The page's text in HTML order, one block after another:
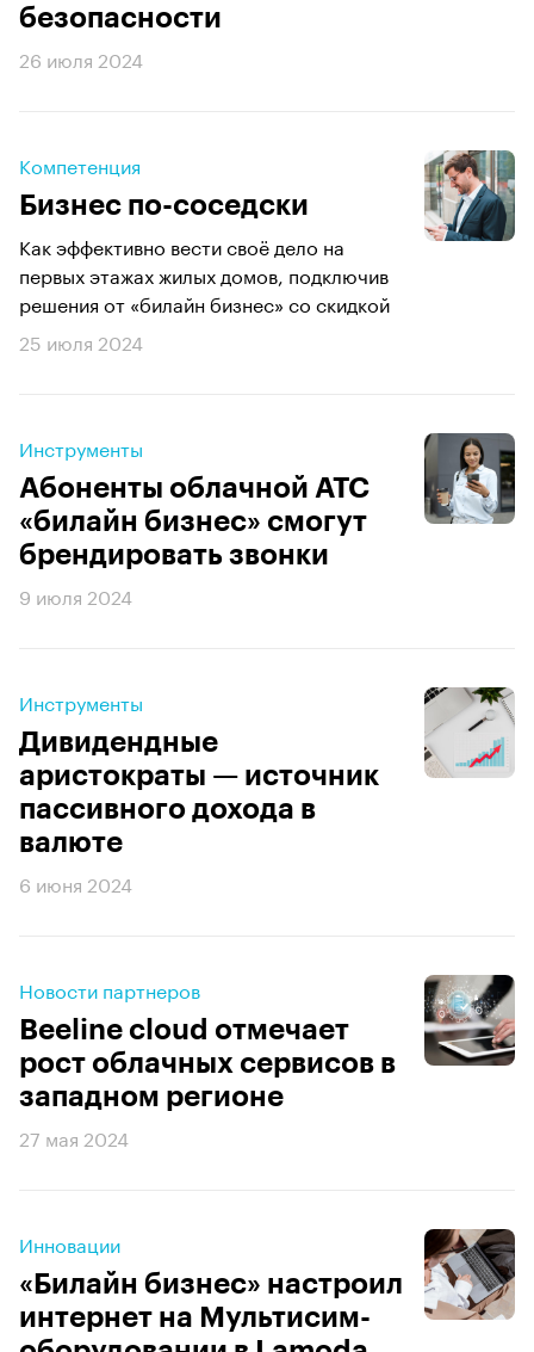
безопасности
26 июля 2024
Компетенция
Бизнес по-соседски
Как эффективно вести своё дело на
первых этажах жилых домов, подключив
решения от «билайн бизнес» со скидкой
25 июля 2024
Инструменты
Абоненты облачной АТС
«билайн бизнес» смогут
брендировать звонки
9 июля 2024
Инструменты
Дивидендные
аристократы — источник
пассивного дохода в
валюте
6 июня 2024
Новости партнеров
Beeline cloud отмечает
рост облачных сервисов в
западном регионе
27 мая 2024
Инновации
«Билайн бизнес» настроил
интернет на Мультисим-